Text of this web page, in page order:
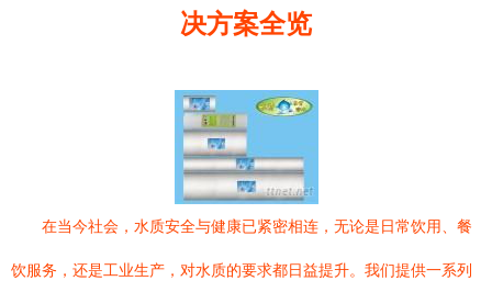
决方案全览
在当今社会，水质安全与健康已紧密相连，无论是日常饮用、餐
饮服务，还是工业生产，对水质的要求都日益提升。我们提供一系列